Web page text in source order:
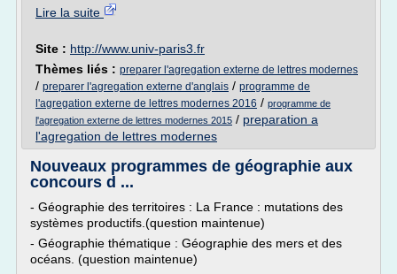
Lire la suite
Site : http://www.univ-paris3.fr
Thèmes liés : preparer l'agregation externe de lettres modernes
/ preparer l'agregation externe d'anglais / programme de
l'agregation externe de lettres modernes 2016 / programme de
l'agregation externe de lettres modernes 2015 / preparation a
l'agregation de lettres modernes
Nouveaux programmes de géographie aux
concours d ...
- Géographie des territoires : La France : mutations des
systèmes productifs.(question maintenue)
- Géographie thématique : Géographie des mers et des
océans. (question maintenue)